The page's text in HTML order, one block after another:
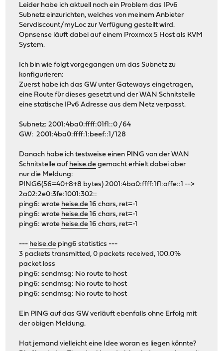
Leider habe ich aktuell noch ein Problem das IPv6
Subnetz einzurichten, welches von meinem Anbieter
Servdiscount/myLoc zur Verfügung gestellt wird.
Opnsense läuft dabei auf einem Proxmox 5 Host als KVM
System.
Ich bin wie folgt vorgegangen um das Subnetz zu
konfigurieren:
Zuerst habe ich das GW unter Gateways eingetragen,
eine Route für dieses gesetzt und der WAN Schnitstelle
eine statische IPv6 Adresse aus dem Netz verpasst.
Subnetz: 2001:4ba0:ffff:01f1::0 /64
GW: 2001:4ba0:ffff:1:beef::1/128
Danach habe ich testweise einen PING von der WAN
Schnitstelle auf heise.de gemacht erhielt dabei aber
nur die Meldung:
PING6(56=40+8+8 bytes) 2001:4ba0:ffff:1f1:affe::1 -->
2a02:2e0:3fe:1001:302::
ping6: wrote heise.de 16 chars, ret=-1
ping6: wrote heise.de 16 chars, ret=-1
ping6: wrote heise.de 16 chars, ret=-1
--- heise.de ping6 statistics ---
3 packets transmitted, 0 packets received, 100.0%
packet loss
ping6: sendmsg: No route to host
ping6: sendmsg: No route to host
ping6: sendmsg: No route to host
Ein PING auf das GW verläuft ebenfalls ohne Erfolg mit
der obigen Meldung.
Hat jemand vielleicht eine Idee woran es liegen könnte?